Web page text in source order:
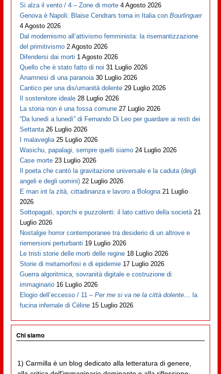
Si alza il vento / 4 – Zone di morte 4 Agosto 2026
Genova è Napoli: Blaise Cendrars torna in Italia conBourlinguer
4 Agosto 2026
Dal modernismo all’attivismo femminista: la risemantizzazione
del primitivismo 2 Agosto 2026
Difendersi dai morti 1 Agosto 2026
Quello che è stato fatto di noi 31 Luglio 2026
Anamnesi di una paranoia 30 Luglio 2026
Cantico per una dis/umanità dolente 29 Luglio 2026
Il sostenitore ideale 28 Luglio 2026
La storia non è una fossa comune 27 Luglio 2026
“Da lunedì a lunedì” di Fernando Di Leo per guardare ai resti dei
Settanta 26 Luglio 2026
I malaveglia 25 Luglio 2026
Wasichu, papalagi, sempre quelli siamo 24 Luglio 2026
Case morte 23 Luglio 2026
Il poeta che cantò la gravitazione universale e la caduta (degli
angeli e degli uomini) 22 Luglio 2026
E man int la zità, cittadinanza e lavoro a Bologna 21 Luglio
2026
Sottopagati, sporchi e puzzolenti: il lato cattivo della società 21
Luglio 2026
Nostalgie horror contemporanee tra desiderio di un altrove e
riemersioni perturbanti 19 Luglio 2026
Le tristi storie delle morti delle regine 18 Luglio 2026
Storie di metamorfosi e di epidemie 17 Luglio 2026
Guerra algoritmica, sovranità digitale e costruzione di
immaginario 16 Luglio 2026
Elogio dell’eccesso / 11 –Per me si va ne la città dolente… la
fucina infernale di Cèline 15 Luglio 2026
Chi siamo
1) Carmilla è un blog dedicato alla letteratura di genere,